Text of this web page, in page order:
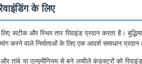
के लिए
सटीक और स्थिर तार रिवाइंड प्रदान करता है।
करने वाले निर्माताओं के लिए एक आदर्श समाधान
तांबे या एल्यूमीनियम से बने लचीले कंडक्टरों को